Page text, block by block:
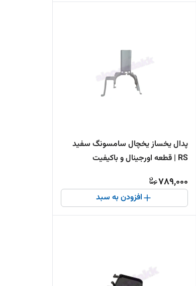
پدال یخساز یخچال سامسونگ سفید
RS | قطعه اورجینال و باکیفیت
789,000
افزودن به سبد